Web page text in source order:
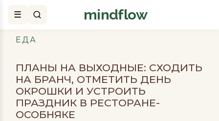
Поиск mindflow
ЕДА
ПЛАНЫ НА ВЫХОДНЫЕ: СХОДИТЬ
НА БРАНЧ, ОТМЕТИТЬ ДЕНЬ
ОКРОШКИ И УСТРОИТЬ
ПРАЗДНИК В РЕСТОРАНЕ-
ОСОБНЯКЕ